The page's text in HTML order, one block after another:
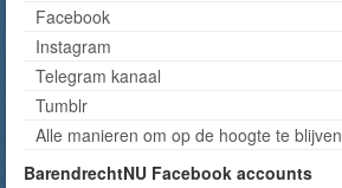
Facebook
Instagram
Telegram kanaal
Tumblr
Alle manieren om op de hoogte te blijven
BarendrechtNU Facebook accounts